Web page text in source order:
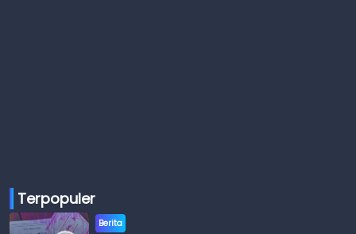
Terpopuler
Berita